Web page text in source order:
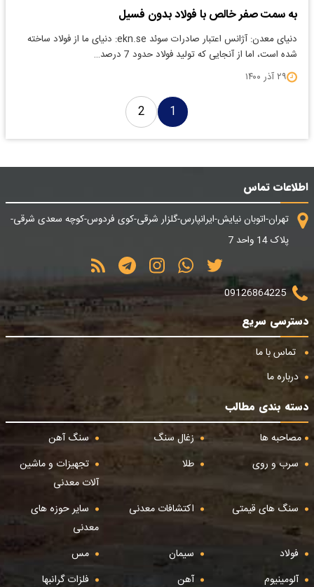
به سمت صفر خالص با فولاد بدون فسیل
دنیای معدن: آژانس اعتبار صادرات سوئد ekn.se: دنیای ما از فولاد ساخته
شده است، اما از آنجایی که تولید فولاد حدود 7 درصد…
۲۹ آذر ۱۴۰۰
1
2
اطلاعات تماس
تهران-اتوبان نیایش-ایرانپارس-گلزار شرقی-کوی فردوس-کوچه سعدی شرقی-
پلاک 14 واحد 7
09126864225
دسترسی سریع
تماس با ما
درباره ما
دسته بندی مطالب
مصاحبه ها
زغال سنگ
سنگ آهن
سرب و روی
طلا
تجهیزات و ماشین
آلات معدنی
سنگ های قیمتی
اکتشافات معدنی
سایر حوزه های
معدنی
فولاد
سیمان
مس
آلومینیوم
آهن فلزات گرانبها